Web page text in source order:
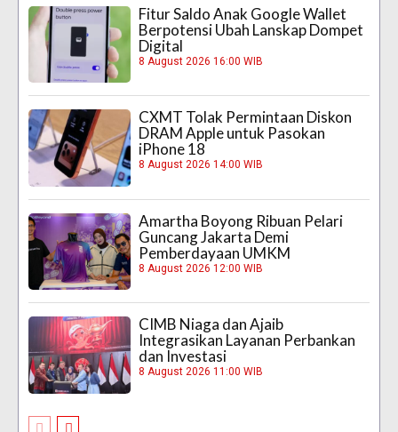
Fitur Saldo Anak Google Wallet
Berpotensi Ubah Lanskap Dompet
Digital
8 August 2026 16:00 WIB
CXMT Tolak Permintaan Diskon
DRAM Apple untuk Pasokan
iPhone 18
8 August 2026 14:00 WIB
Amartha Boyong Ribuan Pelari
Guncang Jakarta Demi
Pemberdayaan UMKM
8 August 2026 12:00 WIB
CIMB Niaga dan Ajaib
Integrasikan Layanan Perbankan
dan Investasi
8 August 2026 11:00 WIB